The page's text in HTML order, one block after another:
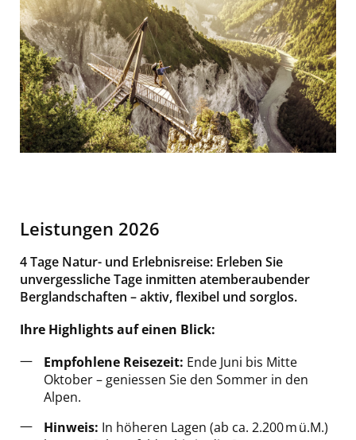
Leistungen 2026
4 Tage Natur- und Erlebnisreise: Erleben Sie
unvergessliche Tage inmitten atemberaubender
Berglandschaften – aktiv, flexibel und sorglos.
Ihre Highlights auf einen Blick:
Empfohlene Reisezeit: Ende Juni bis Mitte
Oktober – geniessen Sie den Sommer in den
Alpen.
Hinweis: In höheren Lagen (ab ca. 2.200 m ü.M.)